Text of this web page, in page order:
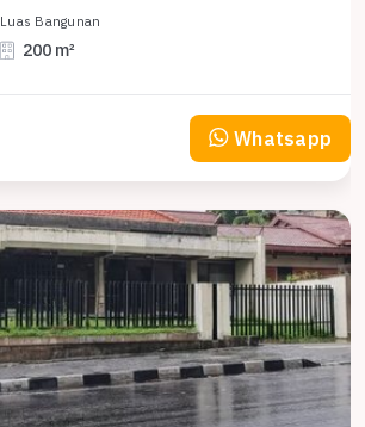
Luas Bangunan
200 m²
Whatsapp